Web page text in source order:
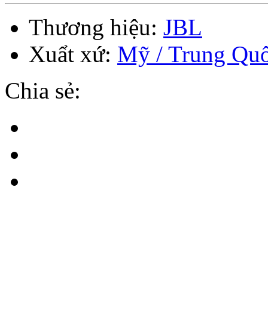
Thương hiệu: JBL
Xuẩt xứ: Mỹ / Trung
Chia sẻ: